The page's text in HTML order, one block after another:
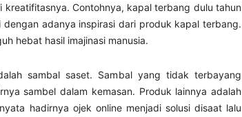
Contohnya, kapal terbang dulu tahun
adanya inspirasi dari produk kapal terbang.
hebat hasil imajinasi manusia.
sambal saset. Sambal yang tidak terbayang
sambel dalam kemasan. Produk lainnya adalah
hadirnya ojek online menjadi solusi disaat lalu